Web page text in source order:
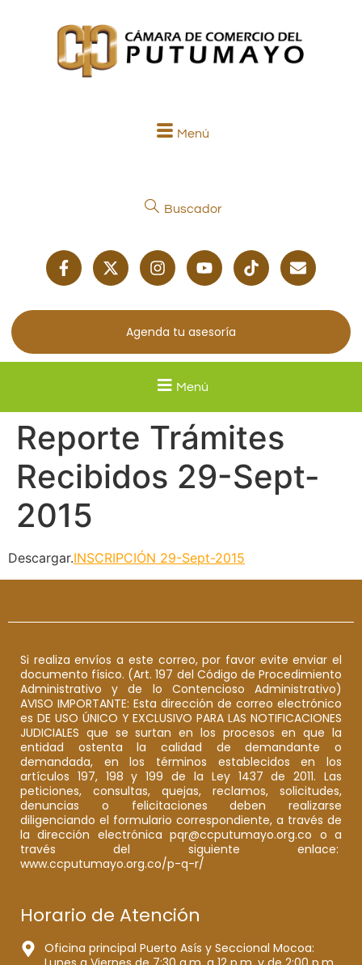
Menú
Buscador
Agenda tu asesoría
Menú
Reporte Trámites
Recibidos 29-Sept-
2015
Descargar.INSCRIPCIÓN 29-Sept-2015
Si realiza envíos a este correo, por favor evite enviar el
documento físico. (Art. 197 del Código de Procedimiento
Administrativo y de lo Contencioso Administrativo)
AVISO IMPORTANTE: Esta dirección de correo electrónico
es DE USO ÚNICO Y EXCLUSIVO PARA LAS NOTIFICACIONES
JUDICIALES que se surtan en los procesos en que la
entidad ostenta la calidad de demandante o
demandada, en los términos establecidos en los
artículos 197, 198 y 199 de la Ley 1437 de 2011. Las
peticiones, consultas, quejas, reclamos, solicitudes,
denuncias o felicitaciones deben realizarse
diligenciando el formulario correspondiente, a través de
la dirección electrónica pqr@ccputumayo.org.co o a
través del siguiente enlace:
www.ccputumayo.org.co/p-q-r/
Horario de Atención
Oficina principal Puerto Asís y Seccional Mocoa: